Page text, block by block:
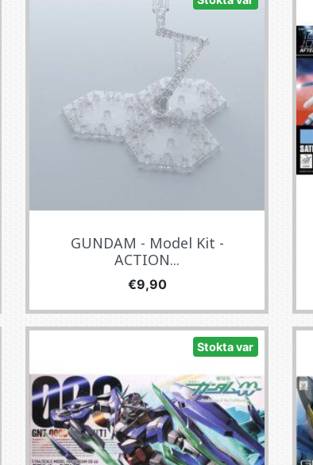
GUNDAM - Model Kit -
ACTION...
Fiyat
€9,90
Stokta var